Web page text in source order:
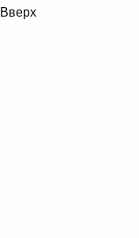
Вверх